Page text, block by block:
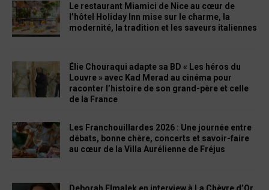
Le restaurant Miamici de Nice au cœur de
l’hôtel Holiday Inn mise sur le charme, la
modernité, la tradition et les saveurs italiennes
Élie Chouraqui adapte sa BD « Les héros du
Louvre » avec Kad Merad au cinéma pour
raconter l’histoire de son grand-père et celle
de la France
Les Franchouillardes 2026 : Une journée entre
débats, bonne chère, concerts et savoir-faire
au cœur de la Villa Aurélienne de Fréjus